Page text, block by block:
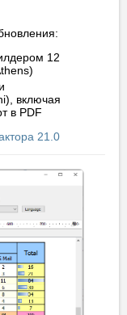
12
включая
в PDF
21.0